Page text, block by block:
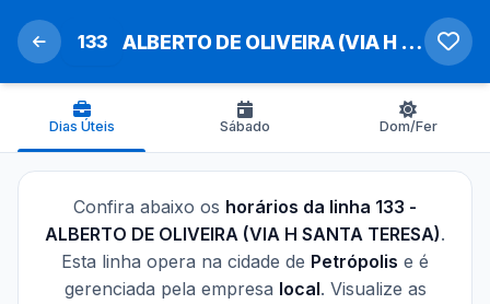
133 ALBERTO DE OLIVEIRA (VIA H SANTA TERESA)
Dias Úteis Sábado Dom/Fer
Confira abaixo os horários da linha 133 -
ALBERTO DE OLIVEIRA (VIA H SANTA TERESA).
Esta linha opera na cidade de Petrópolis e é
gerenciada pela empresa local. Visualize as